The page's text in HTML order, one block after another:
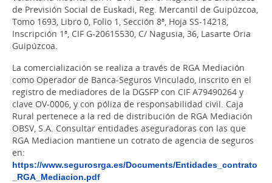
de Previsión Social de Euskadi, Reg. Mercantil de Guipúzcoa,
Tomo 1693, Libro 0, Folio 1, Sección 8ª, Hoja SS-14218,
Inscripción 1ª, CIF G-20615530, C/ Nagusia, 36, Lasarte Oria
Guipúzcoa.
La comercialización se realiza a través de RGA Mediación
como Operador de Banca-Seguros Vinculado, inscrito en el
registro de mediadores de la DGSFP con CIF A79490264 y
clave OV-0006, y con póliza de responsabilidad civil. Caja
Rural pertenece a la red de distribución de RGA Mediación
OBSV, S.A. Consultar entidades aseguradoras con las que
RGA Mediacion mantiene un cotrato de agencia de seguros
en:
https://www.segurosrga.es/Documents/Entidades_contrato
_RGA_Mediacion.pdf